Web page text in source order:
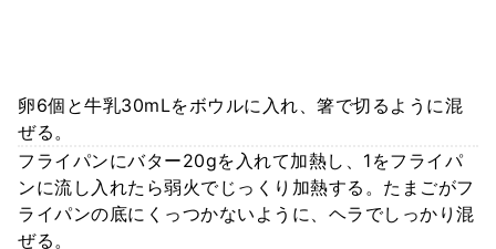
卵6個と牛乳30mLをボウルに入れ、箸で切るように混
ぜる。
フライパンにバター20gを入れて加熱し、1をフライパ
ンに流し入れたら弱火でじっくり加熱する。たまごがフ
ライパンの底にくっつかないように、ヘラでしっかり混
ぜる。